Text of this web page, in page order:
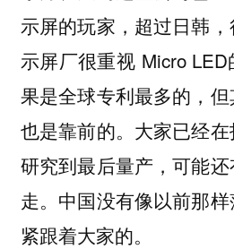
示屏的玩家，超过日韩
示屏厂很重视 Micro
果是全球专利最多的，
也是靠前的。大家已经
研究到最后量产，可能
走。中国没有像以前那
紧跟着大家的。